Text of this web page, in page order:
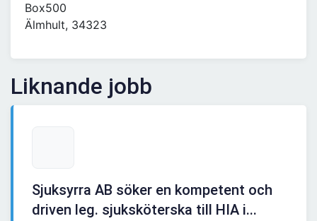
Box500
Älmhult, 34323
Liknande jobb
Sjuksyrra AB söker en kompetent och
driven leg. sjuksköterska till HIA i...